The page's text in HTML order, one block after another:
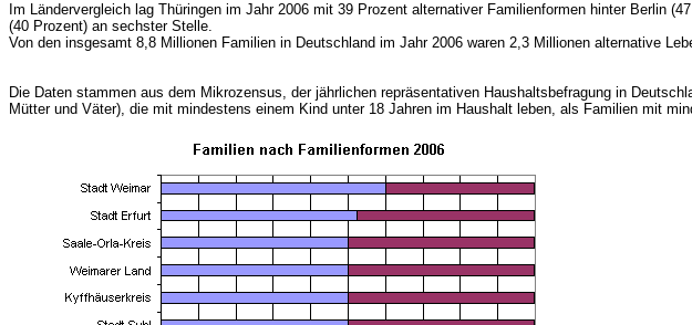
Im Ländervergleich lag Thüringen im Jahr 2006 mit 39 Prozent alternativer Familienformen hinter Berlin
(40 Prozent) an sechster Stelle.
Von den insgesamt 8,8 Millionen Familien in Deutschland im Jahr 2006 waren 2,3 Millionen alternative
Die Daten stammen aus dem Mikrozensus, der jährlichen repräsentativen Haushaltsbefragung in
Mütter und Väter), die mit mindestens einem Kind unter 18 Jahren im Haushalt leben, als Familien mit